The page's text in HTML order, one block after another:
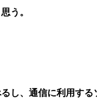
う。
し、通信に利用す